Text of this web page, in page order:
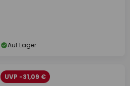
Auf Lager
UVP -31,09 €